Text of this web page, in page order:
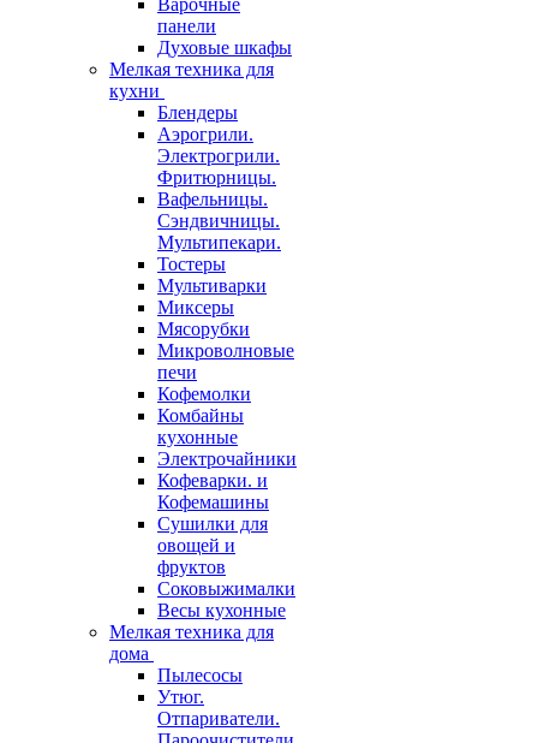
Варочные
панели
Духовые шкафы
Мелкая техника для
кухни
Блендеры
Аэрогрили.
Электрогрили.
Фритюрницы.
Вафельницы.
Сэндвичницы.
Мультипекари.
Тостеры
Мультиварки
Миксеры
Мясорубки
Микроволновые
печи
Кофемолки
Комбайны
кухонные
Электрочайники
Кофеварки. и
Кофемашины
Сушилки для
овощей и
фруктов
Соковыжималки
Весы кухонные
Мелкая техника для
дома
Пылесосы
Утюг.
Отпариватели.